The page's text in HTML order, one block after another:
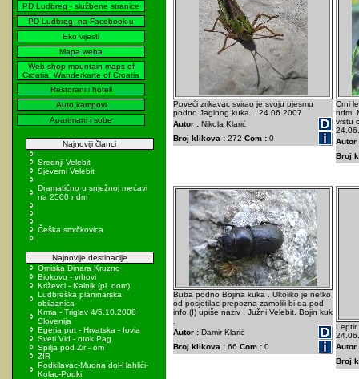
PD Ludbreg - službene stranice
PD Ludbreg- na Facebook-u
Eko vijesti
Mapa weba
Web shop mountain maps of
Croatia, Wanderkarte of Croatia
Restorani i hoteli
Auto kampovi
Apartmani i sobe
Najnoviji članci
Srednji Velebit
Sjeverni Velebit
Dramatično u snježnoj mećavi
na 2500 ndm
Češka smrčkovica
Najnovije destinacije
Omiska Dinara Kruzno
Biokovo - vrhovi
Križevci - Kalnik (pl. dom)
Ludbreška planinarska
obilaznica
Krma - Triglav 4/5.10.2008
Slovenija
Egeria put - Hrvatska - Iovia
Sveti Vid - otok Pag
Spilja pod Zir - om
ZIR
Podkilavac-Mudna dol-Hahlići-
Kolac-Podki
Poveći zrikavac svirao je svoju pjesmu
podno Jaginog kuka....24.06.2007
Autor : Nikola Klarić
Broj klikova : 272 Com : 0
Crni
ndm.
vrstu
Autor
Broj
Buba podno Bojina kuka . Ukoliko je netko
od posjetilac prepozna zamolili bi da pod
info (I) upiše naziv . Južni Velebit. Bojin kuk
Autor : Damir Klarić
Broj klikova : 66 Com : 0
Leptir
Autor
Broj